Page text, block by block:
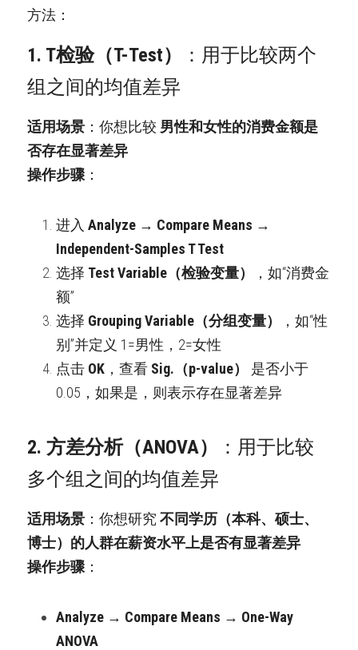
方法：
1. T检验（T-Test）
：用于比较两个
组之间的均值差异
适用场景 ：你想比较 男性和女性的消费金额是
否存在显著差异
操作步骤 ：
进入 Analyze → Compare Means →
Independent-Samples T Test
选择 Test Variable（检验变量）
，如“消费金
额”
选择 Grouping Variable（分组变量）
，如“性
别”并定义 1=男性，2=女性
点击 OK ，查看 Sig.（p-value）
是否小于
0.05，如果是，则表示存在显著差异
2. 方差分析（ANOVA）
：用于比较
多个组之间的均值差异
适用场景 ：你想研究 不同学历（本科、硕士、
博士）的人群在薪资水平上是否有显著差异
操作步骤 ：
Analyze → Compare Means → One-Way
ANOVA